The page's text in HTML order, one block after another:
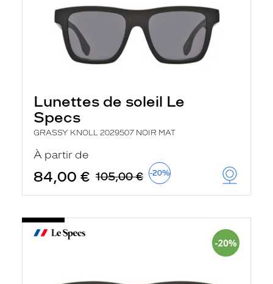
Lunettes de soleil Le
Specs
GRASSY KNOLL 2029507 NOIR MAT
À partir de
84,00 € 105,00 € -20%